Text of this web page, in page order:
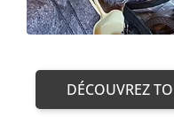
DÉCOUVREZ